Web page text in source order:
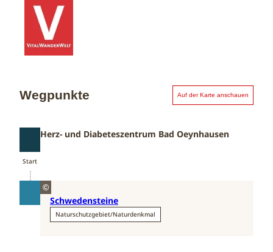
Wegpunkte Auf der Karte anschauen
Start
Herz- und Diabeteszentrum Bad Oeynhausen
©
Schwedensteine
Naturschutzgebiet/Naturdenkmal